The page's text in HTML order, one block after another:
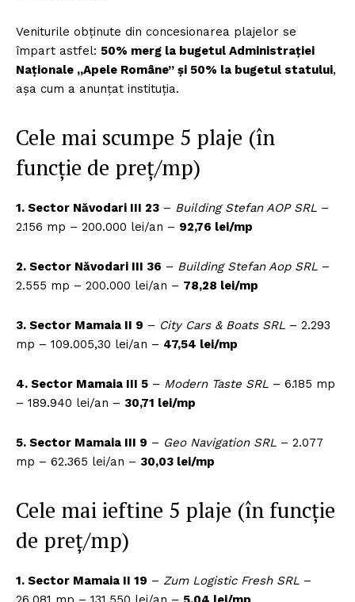
Veniturile obținute din concesionarea plajelor se
împart astfel: 50% merg la bugetul Administrației
Naționale „Apele Române” și 50% la bugetul statului,
așa cum a anunțat instituția.
Cele mai scumpe 5 plaje (în
funcție de preț/mp)
1. Sector Năvodari III 23 – Building Stefan AOP SRL –
2.156 mp – 200.000 lei/an – 92,76 lei/mp
2. Sector Năvodari III 36 – Building Stefan Aop SRL –
2.555 mp – 200.000 lei/an – 78,28 lei/mp
3. Sector Mamaia II 9 – City Cars & Boats SRL – 2.293
mp – 109.005,30 lei/an – 47,54 lei/mp
4. Sector Mamaia III 5 – Modern Taste SRL – 6.185 mp
– 189.940 lei/an – 30,71 lei/mp
5. Sector Mamaia III 9 – Geo Navigation SRL – 2.077
mp – 62.365 lei/an – 30,03 lei/mp
Cele mai ieftine 5 plaje (în funcție
de preț/mp)
1. Sector Mamaia II 19 – Zum Logistic Fresh SRL –